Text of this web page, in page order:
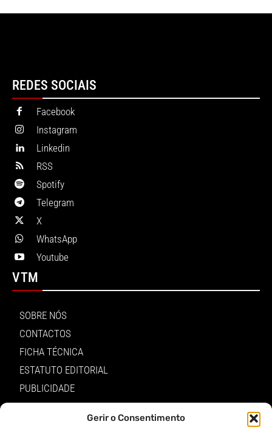
Gerir o Consentimento
REDES SOCIAIS
Facebook
Instagram
Linkedin
RSS
Spotify
Telegram
X
WhatsApp
Youtube
VTM
SOBRE NÓS
CONTACTOS
FICHA TÉCNICA
ESTATUTO EDITORIAL
PUBLICIDADE
LOJA